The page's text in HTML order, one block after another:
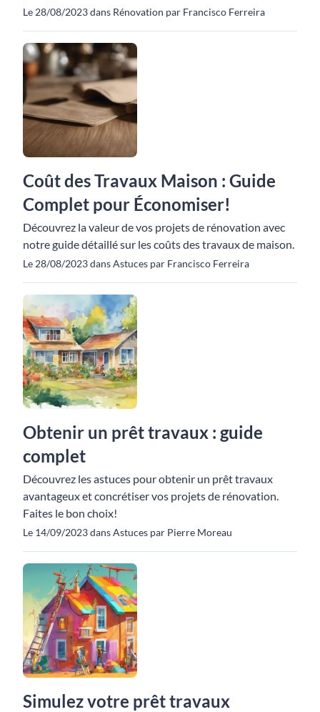
Le 28/08/2023 dans Rénovation par Francisco Ferreira
Coût des Travaux Maison : Guide
Complet pour Économiser!
Découvrez la valeur de vos projets de rénovation avec
notre guide détaillé sur les coûts des travaux de maison.
Le 28/08/2023 dans Astuces par Francisco Ferreira
Obtenir un prêt travaux : guide
complet
Découvrez les astuces pour obtenir un prêt travaux
avantageux et concrétiser vos projets de rénovation.
Faites le bon choix!
Le 14/09/2023 dans Astuces par Pierre Moreau
Simulez votre prêt travaux